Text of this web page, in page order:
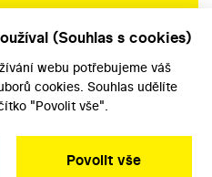
(Souhlas s cookies)
webu potřebujeme váš
cookies. Souhlas udělíte
"Povolit vše".
Povolit vše